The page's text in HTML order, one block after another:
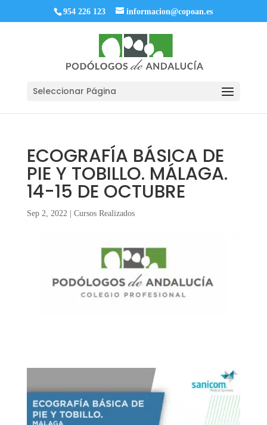
954 226 123 informacion@copoan.es
Seleccionar Página
ECOGRAFÍA BÁSICA DE
PIE Y TOBILLO. MÁLAGA.
14-15 DE OCTUBRE
Sep 2, 2022| Cursos Realizados